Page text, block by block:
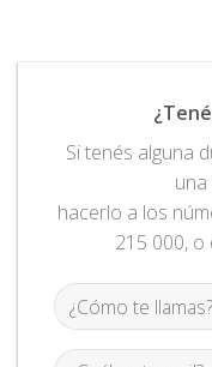
Si tenés alguna
hacerlo a los
215 000,